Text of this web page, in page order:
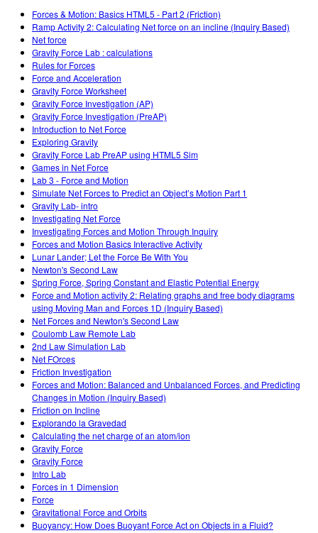
Forces & Motion: Basics HTML5 - Part 2 (Friction)
Ramp Activity 2: Calculating Net force on an incline (Inquiry Based)
Net force
Gravity Force Lab : calculations
Rules for Forces
Force and Acceleration
Gravity Force Worksheet
Gravity Force Investigation (AP)
Gravity Force Investigation (PreAP)
Introduction to Net Force
Exploring Gravity
Gravity Force Lab PreAP using HTML5 Sim
Games in Net Force
Lab 3 - Force and Motion
Simulate Net Forces to Predict an Object’s Motion Part 1
Gravity Lab- intro
Investigating Net Force
Investigating Forces and Motion Through Inquiry
Forces and Motion Basics Interactive Activity
Lunar Lander; Let the Force Be With You
Newton's Second Law
Spring Force, Spring Constant and Elastic Potential Energy
Force and Motion activity 2: Relating graphs and free body diagrams
using Moving Man and Forces 1D (Inquiry Based)
Net Forces and Newton's Second Law
Coulomb Law Remote Lab
2nd Law Simulation Lab
Net FOrces
Friction Investigation
Forces and Motion: Balanced and Unbalanced Forces, and Predicting
Changes in Motion (Inquiry Based)
Friction on Incline
Explorando la Gravedad
Calculating the net charge of an atom/ion
Gravity Force
Gravity Force
Intro Lab
Forces in 1 Dimension
Force
Gravitational Force and Orbits
Buoyancy: How Does Buoyant Force Act on Objects in a Fluid?